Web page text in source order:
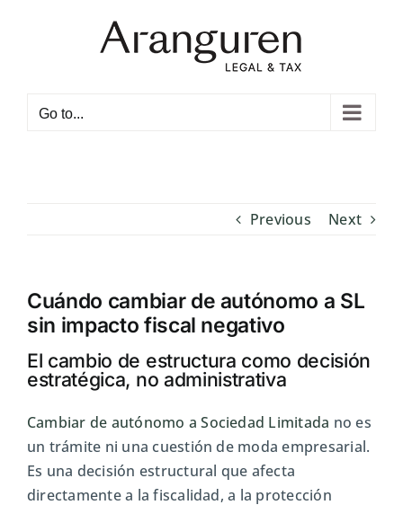
Open toolbar
Go to...
Previous Next
Cuándo cambiar de autónomo a SL
sin impacto fiscal negativo
El cambio de estructura como decisión
estratégica, no administrativa
Cambiar de autónomo a Sociedad Limitada no es
un trámite ni una cuestión de moda empresarial.
Es una decisión estructural que afecta
directamente a la fiscalidad, a la protección